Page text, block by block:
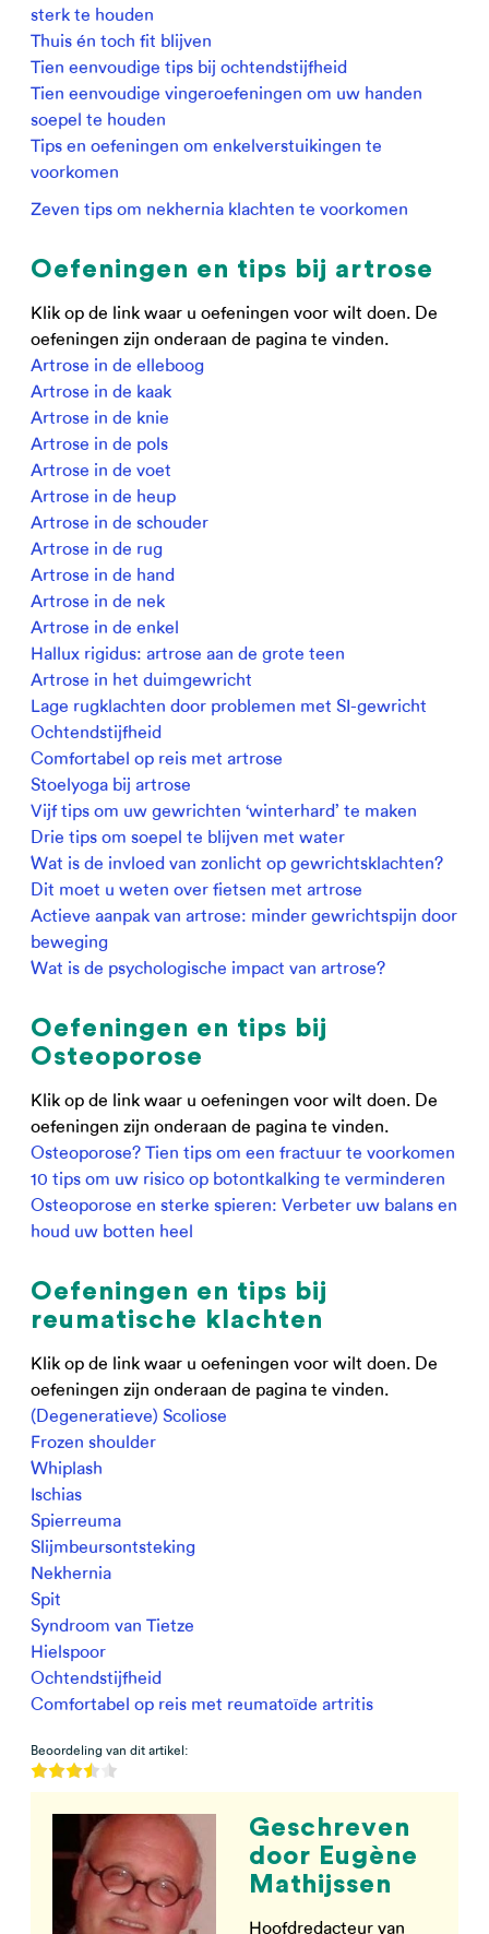
sterk te houden
Thuis én toch fit blijven
Tien eenvoudige tips bij ochtendstijfheid
Tien eenvoudige vingeroefeningen om uw handen
soepel te houden
Tips en oefeningen om enkelverstuikingen te
voorkomen
Zeven tips om nekhernia klachten te voorkomen
Oefeningen en tips bij artrose
Klik op de link waar u oefeningen voor wilt doen. De
oefeningen zijn onderaan de pagina te vinden.
Artrose in de elleboog
Artrose in de kaak
Artrose in de knie
Artrose in de pols
Artrose in de voet
Artrose in de heup
Artrose in de schouder
Artrose in de rug
Artrose in de hand
Artrose in de nek
Artrose in de enkel
Hallux rigidus: artrose aan de grote teen
Artrose in het duimgewricht
Lage rugklachten door problemen met SI-gewricht
Ochtendstijfheid
Comfortabel op reis met artrose
Stoelyoga bij artrose
Vijf tips om uw gewrichten ‘winterhard’ te maken
Drie tips om soepel te blijven met water
Wat is de invloed van zonlicht op gewrichtsklachten?
Dit moet u weten over fietsen met artrose
Actieve aanpak van artrose: minder gewrichtspijn door
beweging
Wat is de psychologische impact van artrose?
Oefeningen en tips bij
Osteoporose
Klik op de link waar u oefeningen voor wilt doen. De
oefeningen zijn onderaan de pagina te vinden.
Osteoporose? Tien tips om een fractuur te voorkomen
10 tips om uw risico op botontkalking te verminderen
Osteoporose en sterke spieren: Verbeter uw balans en
houd uw botten heel
Oefeningen en tips bij
reumatische klachten
Klik op de link waar u oefeningen voor wilt doen. De
oefeningen zijn onderaan de pagina te vinden.
(Degeneratieve) Scoliose
Frozen shoulder
Whiplash
Ischias
Spierreuma
Slijmbeursontsteking
Nekhernia
Spit
Syndroom van Tietze
Hielspoor
Ochtendstijfheid
Comfortabel op reis met reumatoïde artritis
Beoordeling van dit artikel:
Geschreven
door Eugène
Mathijssen
Hoofdredacteur van